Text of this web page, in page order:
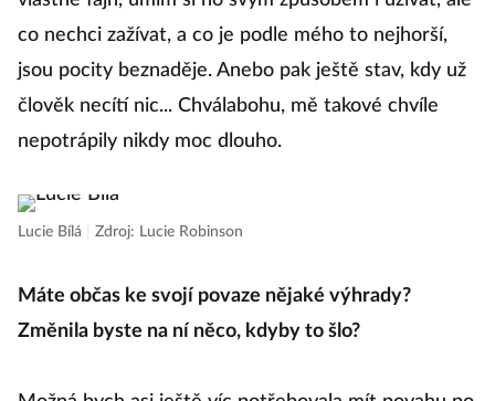
co nechci zažívat, a co je podle mého to nejhorší,
jsou pocity beznaděje. Anebo pak ještě stav, kdy už
člověk necítí nic... Chválabohu, mě takové chvíle
nepotrápily nikdy moc dlouho.
Lucie Bílá Zdroj: Lucie Robinson
Máte občas ke svojí povaze nějaké výhrady?
Změnila byste na ní něco, kdyby to šlo?